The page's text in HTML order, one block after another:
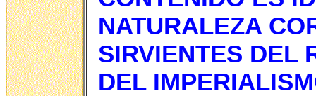
NATURALEZA
SIRVIENTES DEL
DEL